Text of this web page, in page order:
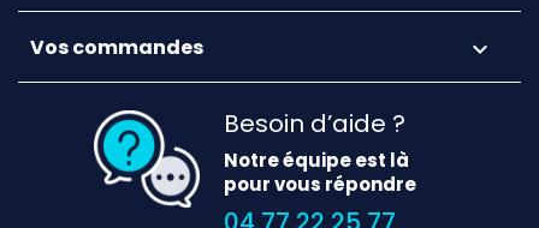
Vos commandes 
Besoin d’aide ?
Notre équipe est là
pour vous répondre